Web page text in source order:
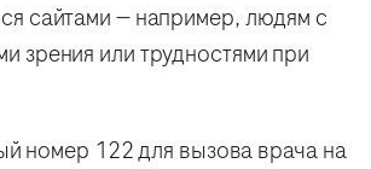
сайтами — например, людям с
зрения или трудностями при
номер 122 для вызова врача на